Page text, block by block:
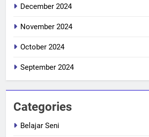
December 2024
November 2024
October 2024
September 2024
Categories
Belajar Seni